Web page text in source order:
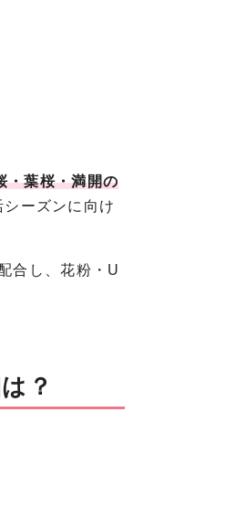
・葉桜・満開の
ーズンに向け
合し、花粉・U
？